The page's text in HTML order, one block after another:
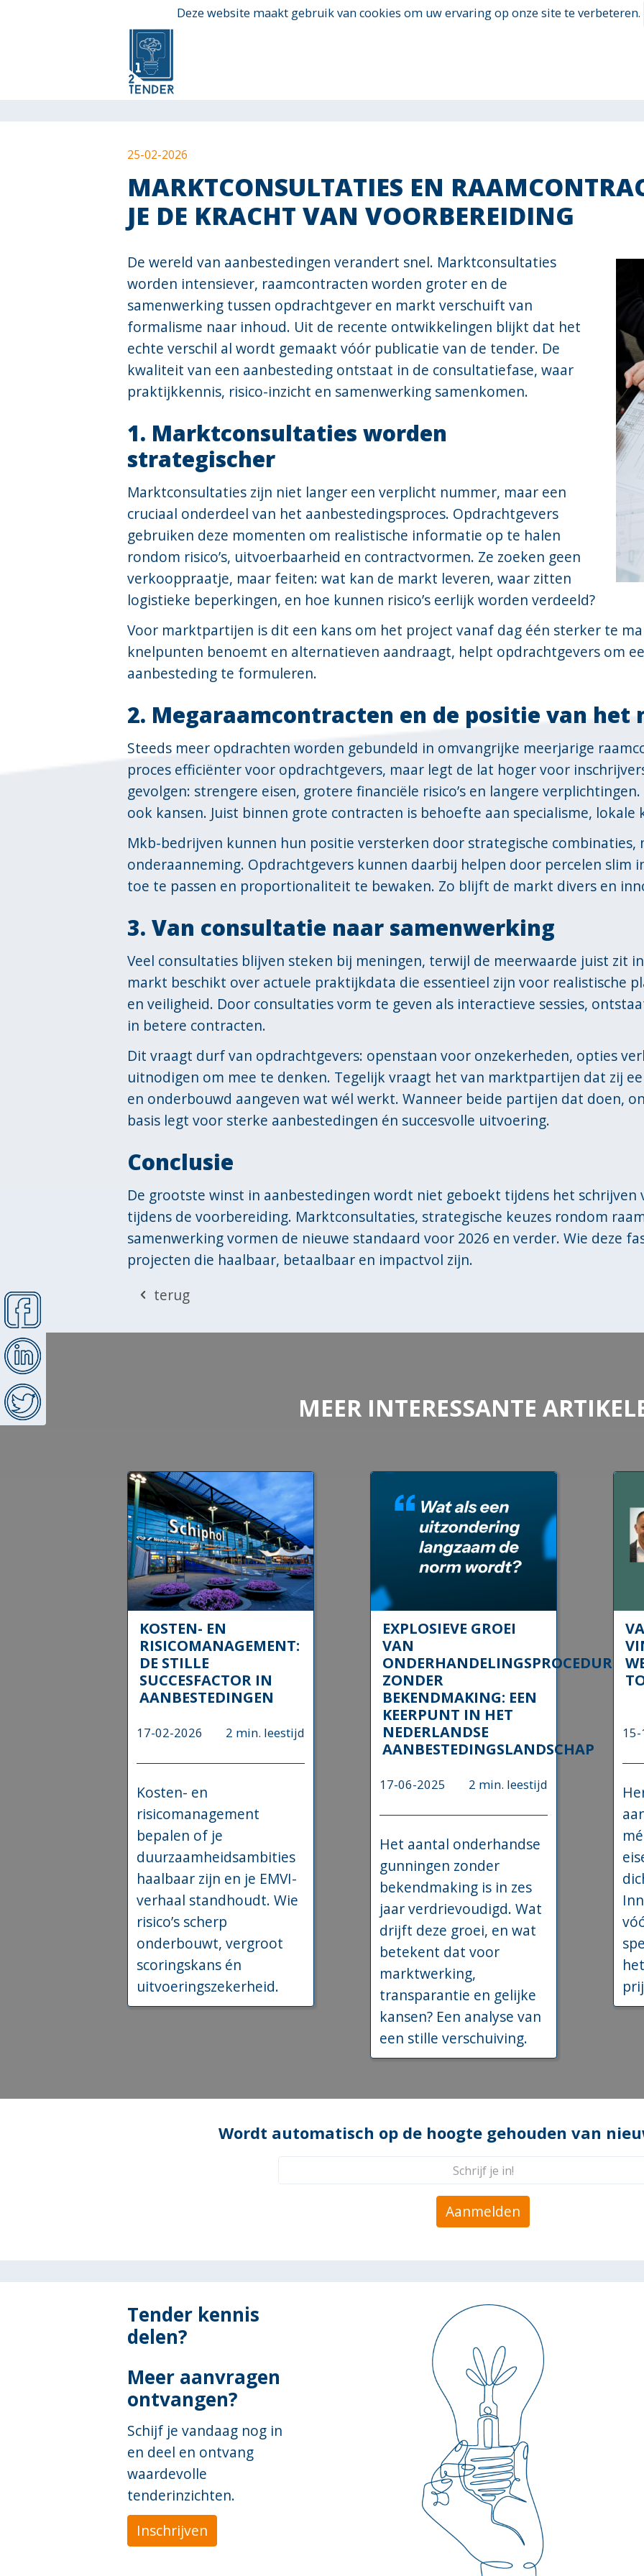
Deze website maakt gebruik van cookies om uw ervaring op onze site te verbeteren.
25-02-2026
MARKTCONSULTATIES EN
JE DE KRACHT VAN VOORBEREIDING
De wereld van aanbestedingen verandert snel. Marktconsultaties
worden intensiever, raamcontracten worden groter en de
samenwerking tussen opdrachtgever en markt verschuift van
formalisme naar inhoud. Uit de recente ontwikkelingen blijkt dat het
echte verschil al wordt gemaakt vóór publicatie van de tender. De
kwaliteit van een aanbesteding ontstaat in de consultatiefase, waar
praktijkkennis, risico-inzicht en samenwerking samenkomen.
1. Marktconsultaties worden
strategischer
Marktconsultaties zijn niet langer een verplicht nummer, maar een
cruciaal onderdeel van het aanbestedingsproces. Opdrachtgevers
gebruiken deze momenten om realistische informatie op te halen
rondom risico’s, uitvoerbaarheid en contractvormen. Ze zoeken geen
verkooppraatje, maar feiten: wat kan de markt leveren, waar zitten
logistieke beperkingen, en hoe kunnen risico’s eerlijk worden verdeeld?
Voor marktpartijen is dit een kans om het project vanaf dag één sterker te
knelpunten benoemt en alternatieven aandraagt, helpt opdrachtgevers om
aanbesteding te formuleren.
2. Megaraamcontracten en de positie van het
Steeds meer opdrachten worden gebundeld in omvangrijke meerjarige
proces efficiënter voor opdrachtgevers, maar legt de lat hoger voor
gevolgen: strengere eisen, grotere financiële risico’s en langere
ook kansen. Juist binnen grote contracten is behoefte aan specialisme,
Mkb-bedrijven kunnen hun positie versterken door strategische
onderaanneming. Opdrachtgevers kunnen daarbij helpen door percelen slim
toe te passen en proportionaliteit te bewaken. Zo blijft de markt divers en
3. Van consultatie naar samenwerking
Veel consultaties blijven steken bij meningen, terwijl de meerwaarde juist zit
markt beschikt over actuele praktijkdata die essentieel zijn voor realistische
en veiligheid. Door consultaties vorm te geven als interactieve sessies,
in betere contracten.
Dit vraagt durf van opdrachtgevers: openstaan voor onzekerheden, opties
uitnodigen om mee te denken. Tegelijk vraagt het van marktpartijen dat zij
en onderbouwd aangeven wat wél werkt. Wanneer beide partijen dat doen,
basis legt voor sterke aanbestedingen én succesvolle uitvoering.
Conclusie
De grootste winst in aanbestedingen wordt niet geboekt tijdens het schrijven
tijdens de voorbereiding. Marktconsultaties, strategische keuzes rondom
samenwerking vormen de nieuwe standaard voor 2026 en verder. Wie deze
projecten die haalbaar, betaalbaar en impactvol zijn.
terug
MEER INTERESSANTE
KOSTEN- EN
RISICOMANAGEMENT:
DE STILLE
SUCCESFACTOR IN
AANBESTEDINGEN
17-02-2026 2 min. leestijd
Kosten- en
risicomanagement
bepalen of je
duurzaamheidsambities
haalbaar zijn en je EMVI-
verhaal standhoudt. Wie
risico’s scherp
onderbouwt, vergroot
scoringskans én
uitvoeringszekerheid.
EXPLOSIEVE GROEI
VAN
ONDERHANDELINGSPROCEDURES
ZONDER
BEKENDMAKING: EEN
KEERPUNT IN HET
NEDERLANDSE
AANBESTEDINGSLANDSCHAP
17-06-2025 2 min. leestijd
Het aantal onderhandse
gunningen zonder
bekendmaking is in zes
jaar verdrievoudigd. Wat
drijft deze groei, en wat
betekent dat voor
marktwerking,
transparantie en gelijke
kansen? Een analyse van
een stille verschuiving.
Wordt automatisch op de hoogte gehouden van
Aanmelden
Tender kennis
delen?
Meer aanvragen
ontvangen?
Schijf je vandaag nog in
en deel en ontvang
waardevolle
tenderinzichten.
Inschrijven